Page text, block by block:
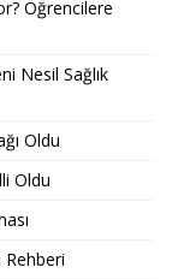
Öğrencilere
Nesil Sağlık
Oldu
Oldu
Rehberi